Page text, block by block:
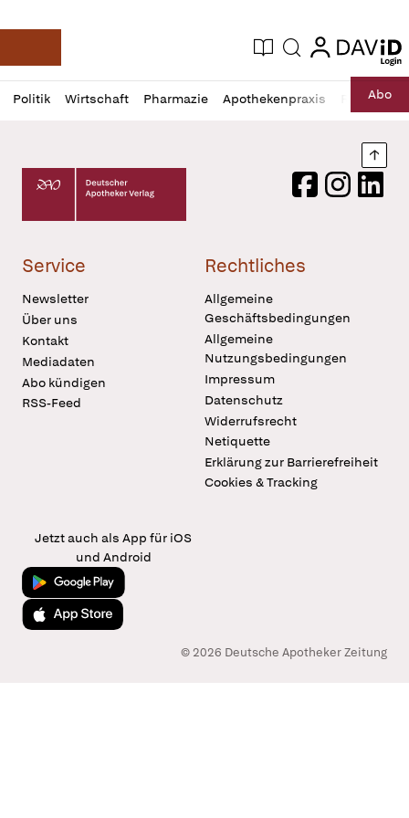
Deutsche Apotheker Zeitung
Aktuelle Ausgabe
Suche login
login
Politik Wirtschaft Pharmazie Apothekenpraxis RechtAbo
Profil
öffnen
Daz
Pur
Deutscher Apotheker Verlag Logo
FacebookInstagram
Service
Newsletter
Über uns
Kontakt
Mediadaten
Abo kündigen
RSS-Feed
Rechtliches
Allgemeine
Geschäftsbedingungen
Allgemeine
Nutzungsbedingungen
Impressum
Datenschutz
Widerrufsrecht
Netiquette
Erklärung zur Barrierefreiheit
Cookies & Tracking
Jetzt auch als App für iOS
und Android
Jetzt bei Google Play
Laden im App Store
© 2026 Deutsche Apotheker Zeitung